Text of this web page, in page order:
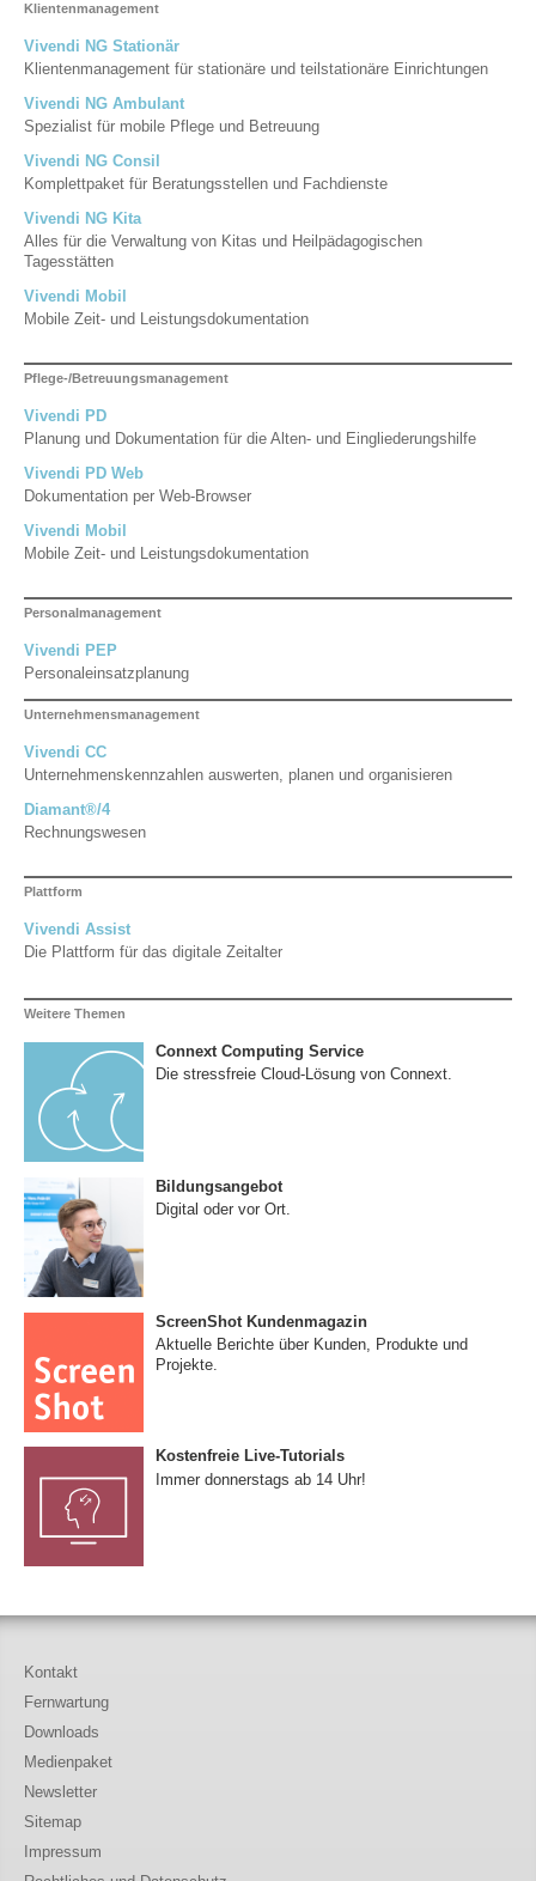
Klientenmanagement
Vivendi NG Stationär
Klientenmanagement für stationäre und teilstationäre Einrichtungen
Vivendi NG Ambulant
Spezialist für mobile Pflege und Betreuung
Vivendi NG Consil
Komplettpaket für Beratungsstellen und Fachdienste
Vivendi NG Kita
Alles für die Verwaltung von Kitas und Heilpädagogischen
Tagesstätten
Vivendi Mobil
Mobile Zeit- und Leistungsdokumentation
Pflege-/Betreuungsmanagement
Vivendi PD
Planung und Dokumentation für die Alten- und Eingliederungshilfe
Vivendi PD Web
Dokumentation per Web-Browser
Vivendi Mobil
Mobile Zeit- und Leistungsdokumentation
Personalmanagement
Vivendi PEP
Personaleinsatzplanung
Unternehmensmanagement
Vivendi CC
Unternehmenskennzahlen auswerten, planen und organisieren
Diamant®/4
Rechnungswesen
Plattform
Vivendi Assist
Die Plattform für das digitale Zeitalter
Weitere Themen
Connext Computing Service
Die stressfreie Cloud-Lösung von Connext.
Bildungsangebot
Digital oder vor Ort.
ScreenShot Kundenmagazin
Aktuelle Berichte über Kunden, Produkte und
Projekte.
Kostenfreie Live-Tutorials
Immer donnerstags ab 14 Uhr!
Kontakt
Fernwartung
Downloads
Medienpaket
Newsletter
Sitemap
Impressum